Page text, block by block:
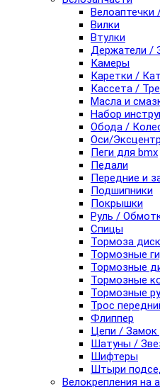
Велоаптечки
Вилки
Втулки
Держатели /
Камеры
Каретки /
Кассета /
Масла и
Набор
Обода /
Оси/
Пеги для bmx
Педали
Передние и
Подшипники
Покрышки
Руль /
Спицы
Тормоза
Тормозные
Тормозные
Тормозные
Тормозные
Трос
Флиппер
Цепи / Замок
Шатуны /
Шифтеры
Штыри
Велокрепления на